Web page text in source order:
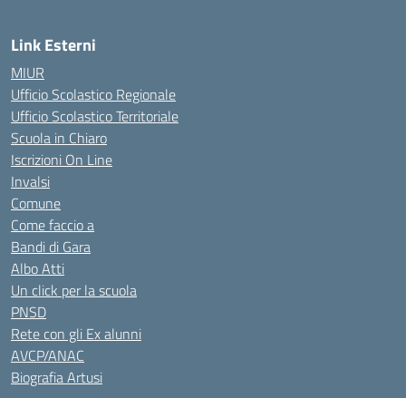
Link Esterni
MIUR
Ufficio Scolastico Regionale
Ufficio Scolastico Territoriale
Scuola in Chiaro
Iscrizioni On Line
Invalsi
Comune
Come faccio a
Bandi di Gara
Albo Atti
Un click per la scuola
PNSD
Rete con gli Ex alunni
AVCP/ANAC
Biografia Artusi